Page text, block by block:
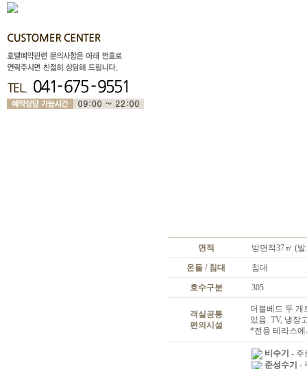
면적 방면적37㎡ (
온돌 / 침대 침대
호수구분 305
객실공통
편의시설
더블베드 두 개
있음. TV, 냉장
*전용 테라스
비수기 - 주
준성수기 -